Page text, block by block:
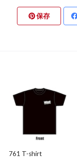
保存
761 T-shirt